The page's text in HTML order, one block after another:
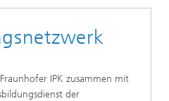
IPK zusammen mit
der